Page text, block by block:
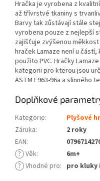
Hračka je vyrobena z
až třívrstvé tkaniny s
Barvy tak zůstávají stále
vyrobena pouze z nejlepší
zajišťuje zvýšenou
hraček Lamaze není u
použito PVC. Hračky
kategorii pro kterou jsou
ASTM F963-96a a slinného
Doplňkové
Kategorie:
Plyšové
Záruka:
2 roky
EAN:
? Věk:
6m+
? Vhodné pro: pro kluky